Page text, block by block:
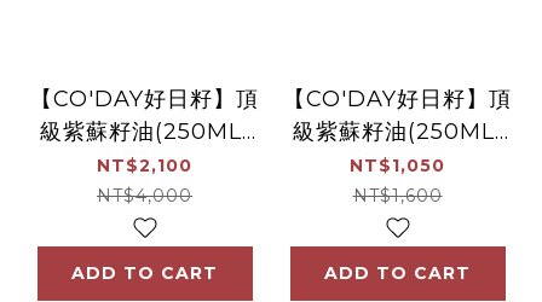
【CO'DAY好日籽】頂
級紫蘇籽油(250ML)
x5瓶
NT$2,100
NT$4,000
ADD TO CART
【CO'DAY好日籽】頂
級紫蘇籽油(250ML)
x2瓶
NT$1,050
NT$1,600
ADD TO CART